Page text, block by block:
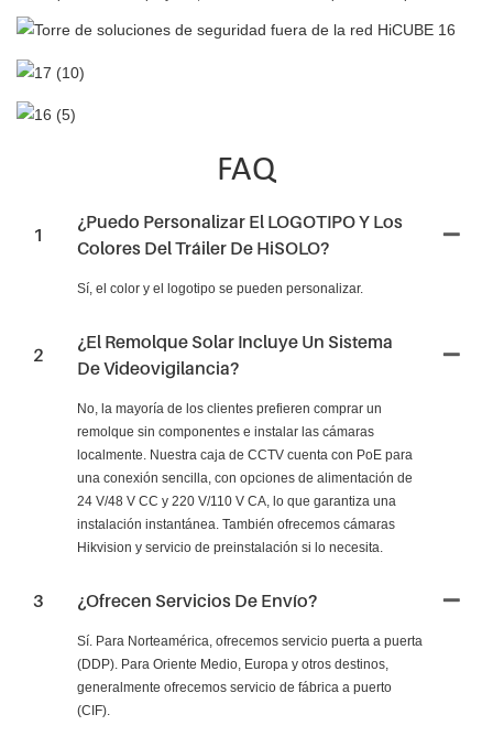
FAQ
1
¿Puedo Personalizar El LOGOTIPO Y Los
Colores Del Tráiler De HiSOLO?
Sí, el color y el logotipo se pueden personalizar.
2
¿El Remolque Solar Incluye Un Sistema
De Videovigilancia?
No, la mayoría de los clientes prefieren comprar un
remolque sin componentes e instalar las cámaras
localmente. Nuestra caja de CCTV cuenta con PoE para
una conexión sencilla, con opciones de alimentación de
24 V/48 V CC y 220 V/110 V CA, lo que garantiza una
instalación instantánea. También ofrecemos cámaras
Hikvision y servicio de preinstalación si lo necesita.
3 ¿Ofrecen Servicios De Envío?
Sí. Para Norteamérica, ofrecemos servicio puerta a puerta
(DDP). Para Oriente Medio, Europa y otros destinos,
generalmente ofrecemos servicio de fábrica a puerto
(CIF).